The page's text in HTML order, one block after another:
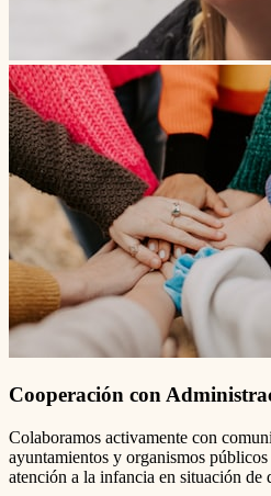
Cooperación con
Colaboramos activamente con
ayuntamientos y organismos
atención a la infancia en situación de